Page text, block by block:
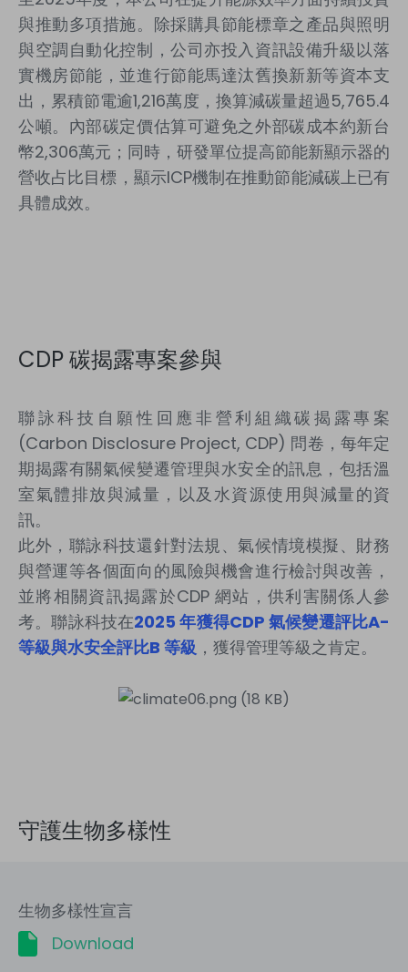
與推動多項措施。除採購具節能標章之產品與照明
與空調自動化控制，公司亦投入資訊設備升級以落
實機房節能，並進行節能馬達汰舊換新新等資本支
出，累積節電逾1,216萬度，換算減碳量超過5,765.4
公噸。內部碳定價估算可避免之外部碳成本約新台
幣2,306萬元；同時，研發單位提高節能新顯示器的
營收占比目標，顯示ICP機制在推動節能減碳上已有
具體成效。
CDP 碳揭露專案參與
聯詠科技自願性回應非營利組織碳揭露專案
(Carbon Disclosure Project, CDP) 問卷，每年定
期揭露有關氣候變遷管理與水安全的訊息，包括溫
室氣體排放與減量，以及水資源使用與減量的資
訊。
此外，聯詠科技還針對法規、氣候情境模擬、財務
與營運等各個面向的風險與機會進行檢討與改善，
並將相關資訊揭露於CDP 網站，供利害關係人參
考。聯詠科技在2025年獲得CDP氣候變遷評比A-
等級與水安全評比B 等級 ，獲得管理等級之肯定。
守護生物多樣性
生物多樣性宣言
Download